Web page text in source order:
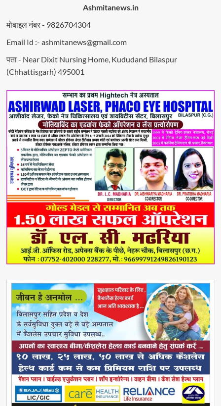
Ashmitanews.in
मोबाइल नंबर - 9826704304
Email Id :- ashmitanews@gmail.com
पता - Near Dixit Nursing Home, Kududand Bilaspur
(Chhattisgarh) 495001